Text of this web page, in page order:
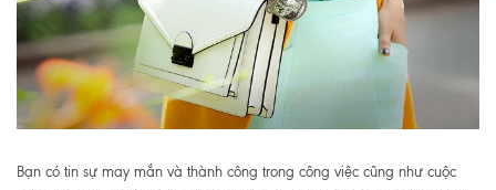
Bạn có tin sự may mắn và thành công trong công việc cũng như cuộc